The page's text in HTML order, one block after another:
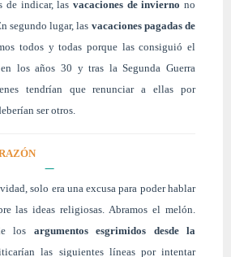
de indicar, las vacaciones de invierno no
segundo lugar, las vacaciones pagadas de
todos y todas porque las consiguió el
en los años 30 y tras la Segunda Guerra
tendrían que renunciar a ellas por
ser otros.
solo era una excusa para poder hablar
las ideas religiosas. Abramos el melón.
los argumentos esgrimidos desde la
las siguientes líneas por intentar